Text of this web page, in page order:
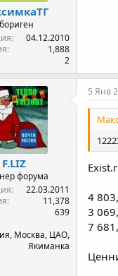
04.12.2010
1,888
2
F.LIZ
форума
22.03.2011
11,378
639
Москва, ЦАО,
Якиманка
5 Янв
4
3
7